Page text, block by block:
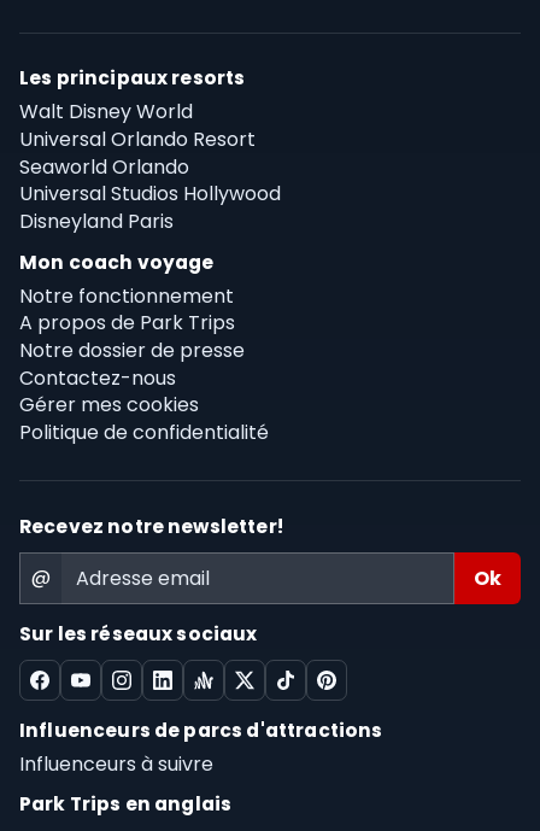
Les principaux resorts
Walt Disney World
Universal Orlando Resort
Seaworld Orlando
Universal Studios Hollywood
Disneyland Paris
Mon coach voyage
Notre fonctionnement
A propos de Park Trips
Notre dossier de presse
Contactez-nous
Gérer mes cookies
Politique de confidentialité
Recevez notre newsletter!
@
Sur les réseaux sociaux
Influenceurs de parcs d'attractions
Influenceurs à suivre
Park Trips en anglais